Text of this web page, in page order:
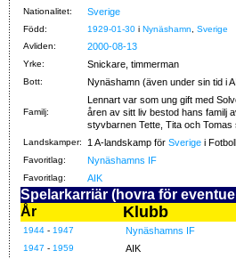
Nationalitet: Sverige
Född: 1929-01-30 i Nynäshamn
Sverige
Avliden:
2000-08-13
Yrke: Snickare, timmerman
Bott: Nynäshamn (även under sin tid i
Familj:
Lennart var som ung gift med
åren av sitt liv bestod hans familj
styvbarnen Tette, Tita och Tomas
Landskamper: 1 A-landskamp för Sverige i Fotboll
Favoritlag: Nynäshamns IF
Favoritlag: AIK
Spelarkarriär (hovra för
År
Klubb
1944 - 1947 Nynäshamns IF
1947 - 1959 AIK